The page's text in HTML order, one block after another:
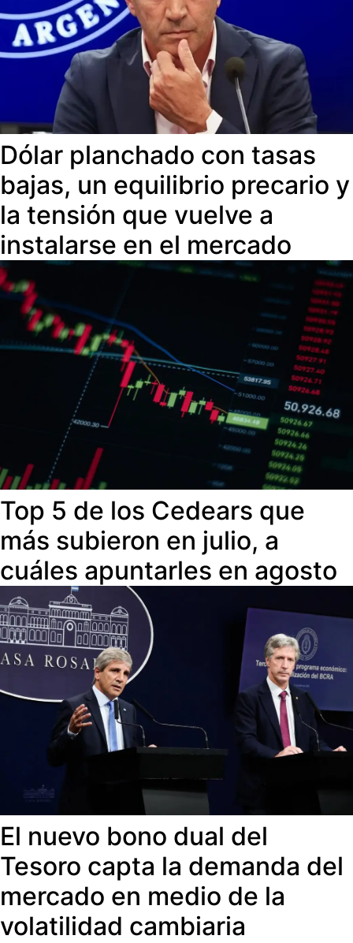
Dólar planchado con tasas
bajas, un equilibrio precario y
la tensión que vuelve a
instalarse en el mercado
Top 5 de los Cedears que
más subieron en julio, a
cuáles apuntarles en agosto
El nuevo bono dual del
Tesoro capta la demanda del
mercado en medio de la
volatilidad cambiaria